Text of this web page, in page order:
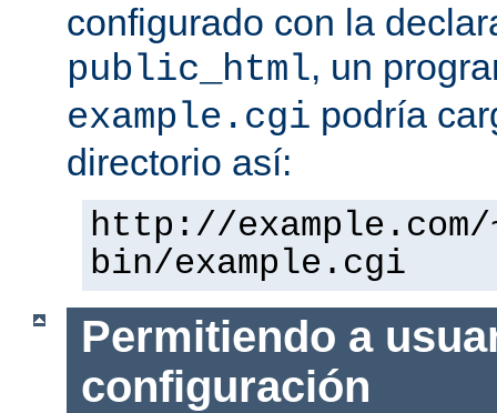
configurado con la
public_html, un
example.cgi podría
directorio así:
http://
bin/example.cgi
Permitiendo a
configuración